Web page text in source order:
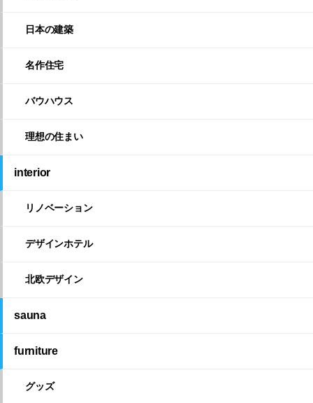
日本の建築
名作住宅
バウハウス
理想の住まい
interior
リノベーション
デザインホテル
北欧デザイン
sauna
furniture
グッズ